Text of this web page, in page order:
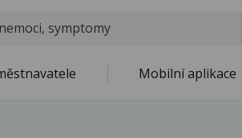
Mobilní aplikace